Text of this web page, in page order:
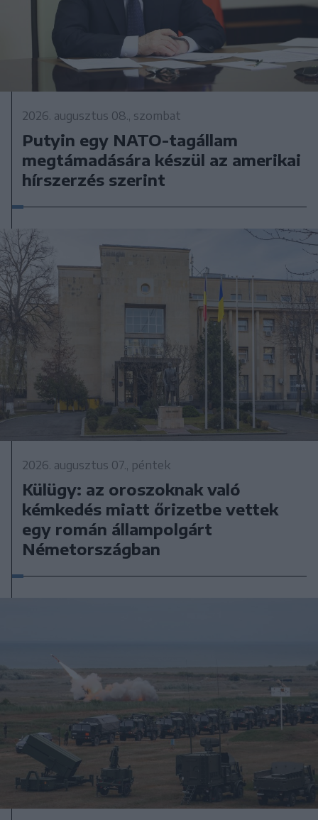
2026. augusztus 08., szombat
Putyin egy NATO-tagállam
megtámadására készül az amerikai
hírszerzés szerint
2026. augusztus 07., péntek
Külügy: az oroszoknak való
kémkedés miatt őrizetbe vettek
egy román állampolgárt
Németországban